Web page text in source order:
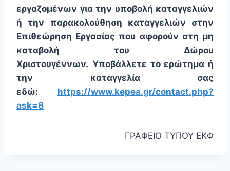
εργαζομένων για την υποβολή καταγγελιών
ή την παρακολούθηση καταγγελιών στην
Επιθεώρηση Εργασίας που αφορούν στη μη
καταβολή του Δώρου
Χριστουγέννων. Υποβάλλετε το ερώτημα ή
την καταγγελία σας
εδώ: https://www.kepea.gr/contact.php?
ask=8
ΓΡΑΦΕΙΟ ΤΥΠΟΥ ΕΚΦ